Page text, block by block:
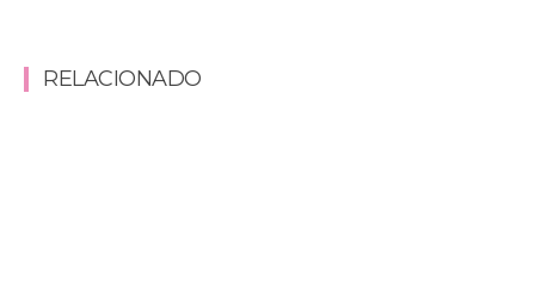
RELACIONADO